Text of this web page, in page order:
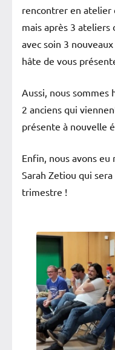
rencontrer en atelier
mais après 3 ateliers
avec soin 3
hâte de vous
Aussi, nous sommes
2 anciens qui
présente à nouvelle
Enfin, nous avons
Sarah Zetiou qui
trimestre !